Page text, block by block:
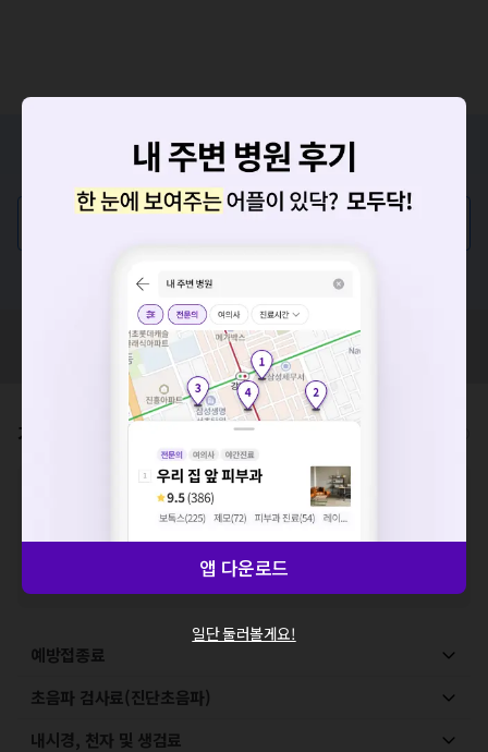
증상/치료, 궁금한 점이 있나요?
의사가 직접 답해드려요!
💬 무엇이든 물어보세요
혹시 잘못된 병원정보가 있나요?
모두닥 팀에 알려주세요!
가격표 비급여/급여 진료란?
추가비용 등으로 실제 가격과 상이할 수 있으니, 정확
한 가격은 해당 의료기관에 직접 문의해주세요.
건강보험심사평가원에 고지되어 있는 급여 진료 기준 가
격입니다. (진료와 연관된 복합적인 비용이 추가되어, 병원마다 금액이 다르게
산정될 수 있는 점 참고 바랍니다.)
VAT 포함
예방접종료
초음파 검사료(진단초음파)
내시경, 천자 및 생검료
요청하신 작업을 처리하지 못했습니다.
네트워크 또는 서버의 일시적인 오류로, 잠시 후 다시 시도해주
세요. 지속적으로 문제가 발생할 경우 모두닥 채널톡으로 문의
앱 다운로드
일단 둘러볼게요!